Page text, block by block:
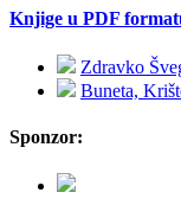
Knjige u PDF
Zdravko
Buneta,
Sponzor: